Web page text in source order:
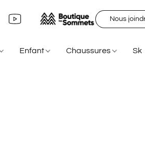
Nous
Enfant Chaussures